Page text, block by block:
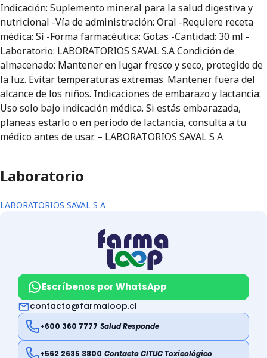
Indicación: Suplemento mineral para la salud digestiva y
nutricional -Vía de administración: Oral -Requiere receta
médica: Sí -Forma farmacéutica: Gotas -Cantidad: 30 ml -
Laboratorio: LABORATORIOS SAVAL S.A Condición de
almacenado: Mantener en lugar fresco y seco, protegido de
la luz. Evitar temperaturas extremas. Mantener fuera del
alcance de los niños. Indicaciones de embarazo y lactancia:
Uso solo bajo indicación médica. Si estás embarazada,
planeas estarlo o en período de lactancia, consulta a tu
médico antes de usar. – LABORATORIOS SAVAL S A
Laboratorio
LABORATORIOS SAVAL S A
Escríbenos por WhatsApp
contacto@farmaloop.cl
+600 360 7777 Salud Responde
+562 2635 3800 Contacto CITUC Toxicológico